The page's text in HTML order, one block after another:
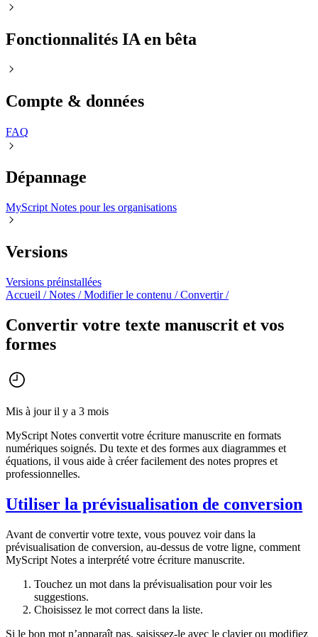
Fonctionnalités IA en bêta
Compte & données
FAQㅤ
Dépannage
MyScript Notes pour les organisations
Versions
Versions préinstallées
Accueil /Notes /Modifier le contenu /Convertir/
Convertir votre texte manuscrit et vos
formes
Mis à jour il y a 3 mois
MyScript Notes convertit votre écriture manuscrite en formats
numériques soignés. Du texte et des formes aux diagrammes et
équations, il vous aide à créer facilement des notes propres et
professionnelles.
Utiliser la prévisualisation de conversion
Avant de convertir votre texte, vous pouvez voir dans la
prévisualisation de conversion, au-dessus de votre ligne, comment
MyScript Notes a interprété votre écriture manuscrite.
Touchez un mot dans la prévisualisation pour voir les
suggestions.
Choisissez le mot correct dans la liste.
Si le bon mot n’apparaît pas, saisissez-le avec le clavier ou modifiez